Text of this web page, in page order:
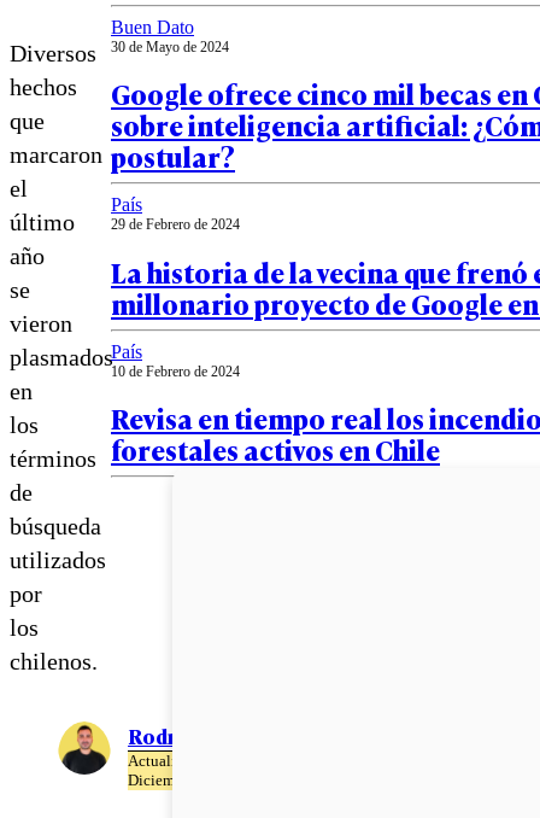
Diversos
hechos
que
marcaron
el
último
año
se
vieron
plasmados
en
los
términos
de
búsqueda
utilizados
por
los
chilenos.
Rodrigo León
Actualizado el 09 de
Diciembre del 2020
Buen Dato
30 de Mayo de 2024
Google ofrece cinco mil becas en
sobre inteligencia artificial:
postular?
País
29 de Febrero de 2024
La historia de la vecina que frenó
millonario proyecto de Google
País
10 de Febrero de 2024
Revisa en tiempo real los
forestales activos en Chile